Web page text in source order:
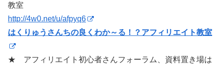
教室
http://4w0.net/u/afpyq6
はくりゅうさんちの良くわか～る！？アフィリエイト教室
★ アフィリエイト初心者さんフォーラム、資料置き場は